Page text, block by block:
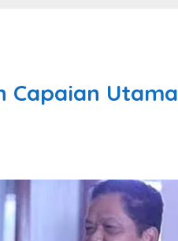
Capaian Utama